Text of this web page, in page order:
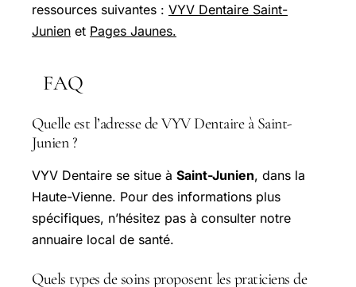
ressources suivantes : VYV Dentaire Saint-
Junien et Pages Jaunes.
FAQ
Quelle est l’adresse de VYV Dentaire à Saint-
Junien ?
VYV Dentaire se situe à Saint-Junien, dans la
Haute-Vienne. Pour des informations plus
spécifiques, n’hésitez pas à consulter notre
annuaire local de santé.
Quels types de soins proposent les praticiens de